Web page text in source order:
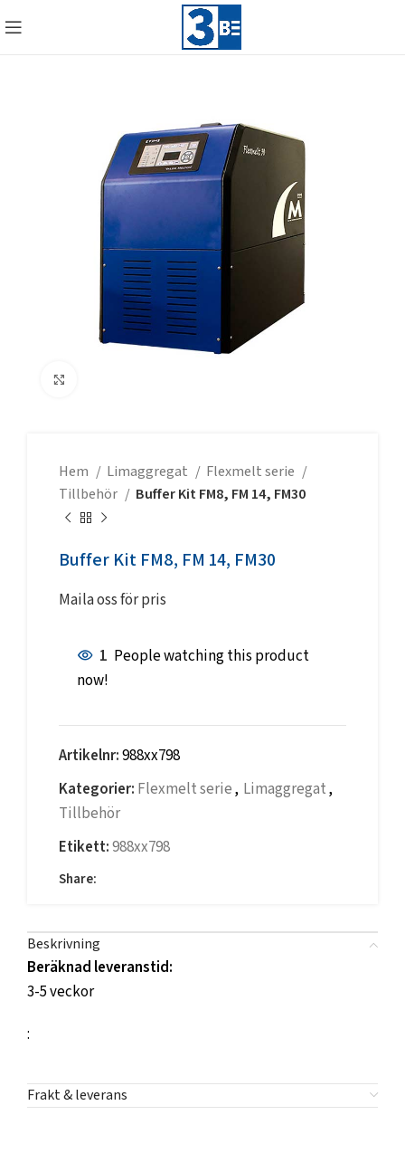
Hem Limaggregat
Flexmelt serie
Tillbehör
Buffer Kit FM8, FM 14, FM30
Buffer Kit FM8, FM 14, FM30
Maila oss för pris
1 People watching this product
now!
Artikelnr:988xx798
Kategorier: Flexmelt serie, Limaggregat,
Tillbehör
Etikett:988xx798
Share:
Beskrivning
Beräknad leveranstid:
3-5 veckor
:
Frakt & leverans